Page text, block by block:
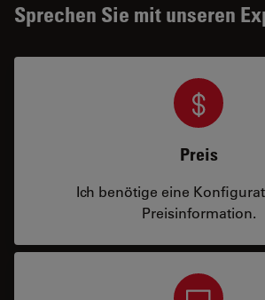
Sprechen Sie mit unseren
Preis
Ich benötige eine
Preisinformation.